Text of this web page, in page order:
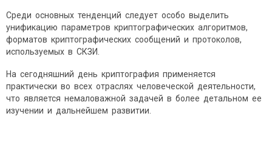
Среди основных тенденций следует особо выделить
унификацию параметров криптографических алгоритмов,
форматов криптографических сообщений и протоколов,
используемых в СКЗИ.
На сегодняшний день криптография применяется
практически во всех отраслях человеческой деятельности,
что является немаловажной задачей в более детальном ее
изучении и дальнейшем развитии.